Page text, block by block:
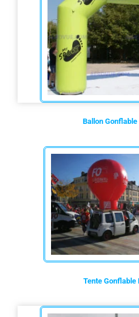
Ballon
Tente Gonflable